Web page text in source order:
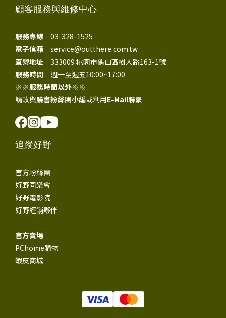
顧客服務與維修中心
服務專線｜ 03-328-1525
電子信箱｜ service@outthere.com.tw
直營地址｜ 333009 桃園市龜山區樹人路163-1號
服務時間｜ 週一至週五10:00~17:00
※※服務時間以外※※
請改與臉書粉絲團小編或利用E-Mail聯繫
追蹤好野
官方粉絲團
好野同樂會
好野電影院
好野經銷夥伴
官方賣場
PChome購物
蝦皮商城